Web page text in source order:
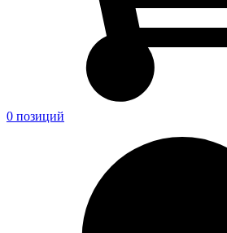
0 позиций